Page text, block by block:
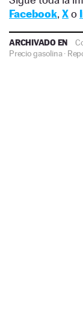
Facebook, Xo
ARCHIVADO EN
Precio gasolina·